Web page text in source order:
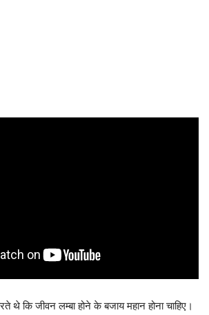
थे कि जीवन लम्बा होने के बजाय महान होना चाहिए।